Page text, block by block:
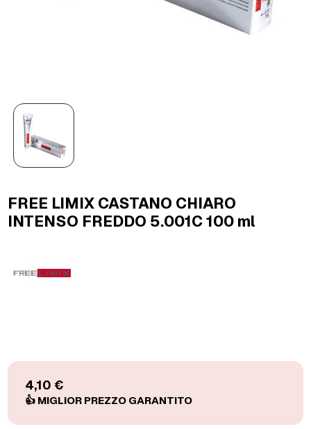
FREE LIMIX CASTANO CHIARO
INTENSO FREDDO 5.001C 100 ml
4,10 €